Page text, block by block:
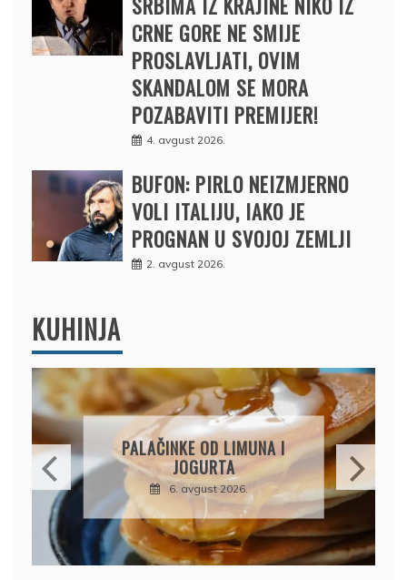
CRNE GORE NE SMIJE
PROSLAVLJATI, OVIM
SKANDALOM SE MORA
POZABAVITI PREMIJER!
4. avgust 2026.
BUFON: PIRLO NEIZMJERNO
VOLI ITALIJU, IAKO JE
PROGNAN U SVOJOJ ZEMLJI
2. avgust 2026.
KUHINJA
OD LIMUNA I
avgust 2026.
BRZI KOLAČ BEZ
PIŠKOTE,
ČOKOLADA U
6. avgust